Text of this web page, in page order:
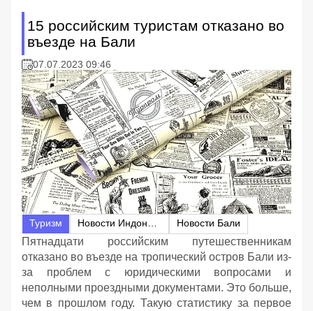
15 российским туристам отказано во
въезде на Бали
07.07.2023 09:46
Туризм Новости Бали
Пятнадцати российским путешественникам
отказано во въезде на тропический остров Бали из-
за проблем с юридическими вопросами и
неполными проездными документами. Это больше,
чем в прошлом году. Такую статистику за первое